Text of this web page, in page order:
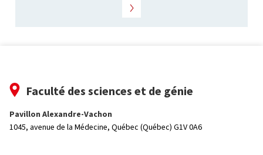
Faculté des sciences et de génie
Pavillon Alexandre-Vachon
1045, avenue de la Médecine, Québec (Québec) G1V 0A6